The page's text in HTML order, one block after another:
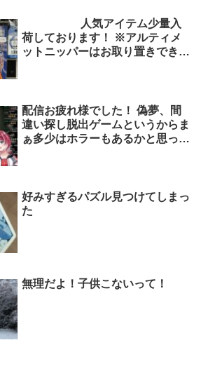
人気アイテム少量入
荷しております！ ※アルティメ
ットニッパーはお取り置きできま
配信お疲れ様でした！ 偽夢、間
違い探し脱出ゲームというからま
ぁ多少はホラーもあるかと思った
けた愛夏ちゃんはすごい！ お疲
れ様でした！
好みすぎるパズル見つけてしまっ
た
無理だよ！子供こないって！